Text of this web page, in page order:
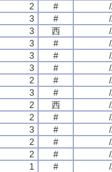
2 #
3 #
3 西
3 #
3 #
3 #
2 #
3 #
2 西
2 #
3 #
2 #
2 #
1 #